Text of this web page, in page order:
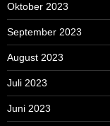
Oktober 2023
September 2023
August 2023
Juli 2023
Juni 2023